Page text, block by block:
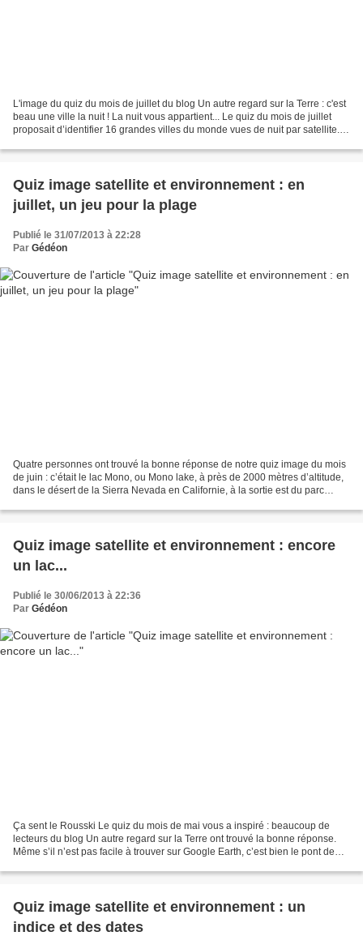
L'image du quiz du mois de juillet du blog Un autre regard sur la Terre : c'est
beau une ville la nuit ! La nuit vous appartient... Le quiz du mois de juillet
proposait d’identifier 16 grandes villes du monde vues de nuit par satellite. 4
Quiz image satellite et environnement : en
juillet, un jeu pour la plage
Publié le 31/07/2013 à 22:28
Par Gédéon
Quatre personnes ont trouvé la bonne réponse de notre quiz image du mois
de juin : c’était le lac Mono, ou Mono lake, à près de 2000 mètres d’altitude,
dans le désert de la Sierra Nevada en Californie, à la sortie est du parc
Quiz image satellite et environnement : encore
un lac...
Publié le 30/06/2013 à 22:36
Par Gédéon
Ça sent le Rousski Le quiz du mois de mai vous a inspiré : beaucoup de
lecteurs du blog Un autre regard sur la Terre ont trouvé la bonne réponse.
Même s’il n’est pas facile à trouver sur Google Earth, c’est bien le pont de
Quiz image satellite et environnement : un
indice et des dates